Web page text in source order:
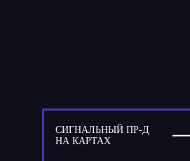
СИГНАЛЬНЫЙ ПР-Д
НА КАРТАХ